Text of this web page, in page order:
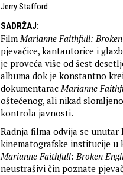
Jerry Stafford
SADRŽAJ:
FilmMarianne Faithfull:
pjevačice, kantautorice i
je proveća više od šest
albuma dok je konstantno
dokumentaracMarianne
oštećenog, ali nikad
kontrola javnosti.
Radnja filma odvija se
kinematografske institucije u
Marianne Faithfull: Broken
neustrašivi čin poznate